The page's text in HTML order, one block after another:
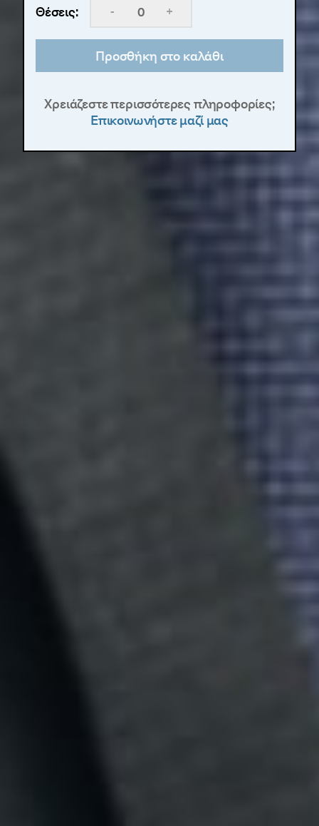
Θέσεις: +
-
Προσθήκη στο καλάθι
Χρειάζεστε περισσότερες πληροφορίες;
Επικοινωνήστε μαζί μας